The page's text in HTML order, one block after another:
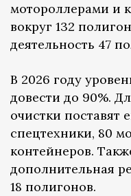
мотороллерами и
вокруг 132
деятельность 47
В 2026 году
довести до 90%.
очистки поставят
спецтехники, 80
контейнеров.
дополнительная
18 полигонов.